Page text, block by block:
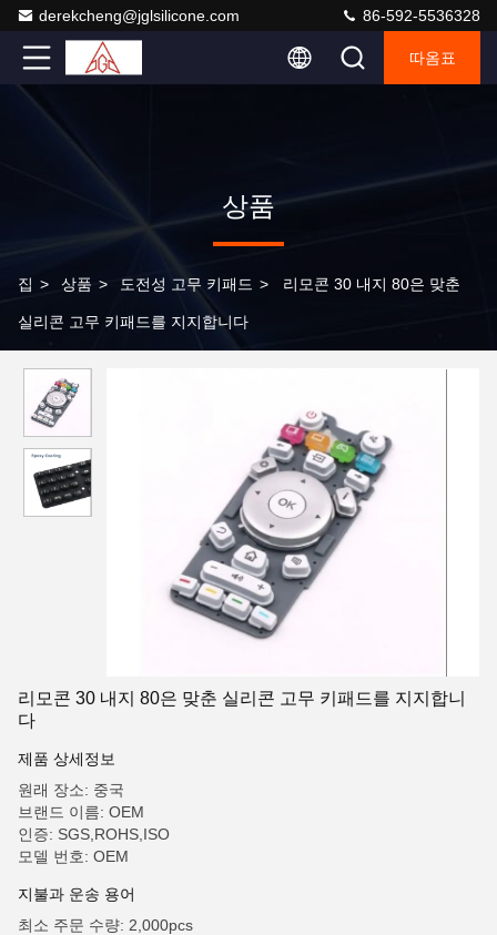
derekcheng@jglsilicone.com 86-592-5536328
따옴표
상품
집 > 상품 > 도전성 고무 키패드 > 리모콘 30 내지 80은 맞춘
실리콘 고무 키패드를 지지합니다
리모콘 30 내지 80은 맞춘 실리콘 고무 키패드를 지지합니
다
제품 상세정보
원래 장소: 중국
브랜드 이름: OEM
인증: SGS,ROHS,ISO
모델 번호: OEM
지불과 운송 용어
최소 주문 수량: 2,000pcs